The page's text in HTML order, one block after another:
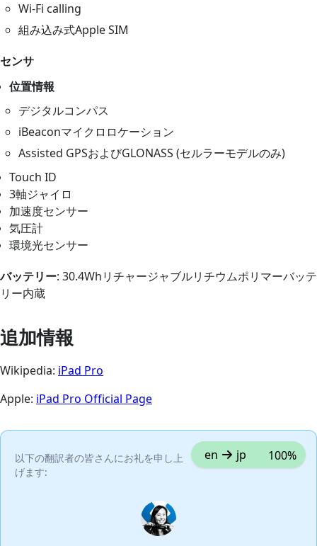
Wi-Fi calling
組み込み式Apple SIM
センサ
位置情報
デジタルコンパス
iBeaconマイクロロケーション
Assisted GPSおよびGLONASS (セルラーモデルのみ)
Touch ID
3軸ジャイロ
加速度センサー
気圧計
環境光センサー
バッテリー: 30.4Whリチャージャブルリチウムポリマーバッテ
リー内蔵
追加情報
Wikipedia: iPad Pro
Apple: iPad Pro Official Page
以下の翻訳者の皆さんにお礼を申し上
げます:
en jp 100%